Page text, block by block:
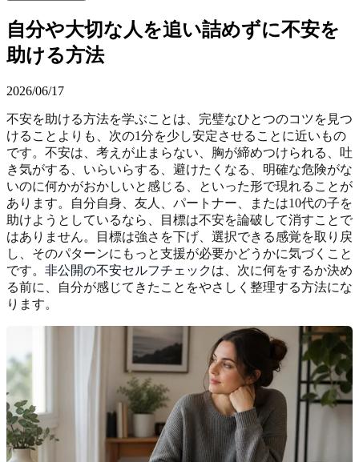
自分や大切な人を追い詰めずに不安を
助ける方法
2026/06/17
不安を助ける方法を学ぶことは、完璧なひとつのコツを見つ
けることよりも、次の1分を少し安定させることに近いもの
です。不安は、考えが止まらない、胸が締めつけられる、吐
き気がする、いらいらする、避けたくなる、明確な危険がな
いのに何かがおかしいと感じる、といった形で現れることが
あります。自分自身、友人、パートナー、または10代の子を
助けようとしているなら、目標は不安を論破して消すことで
はありません。目標は強さを下げ、選択できる感覚を取り戻
し、そのパターンにもっと支援が必要かどうかに気づくこと
です。 非公開の不安セルフチェックは、次に何をするか決め
る前に、自分が感じてきたことをやさしく整理する方法にな
ります。